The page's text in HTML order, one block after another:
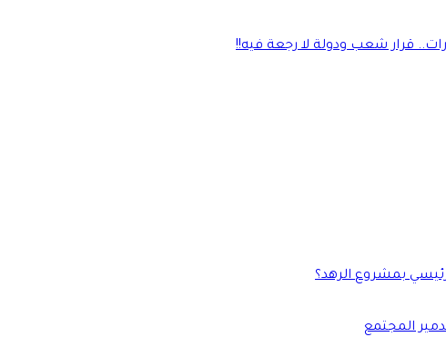
قرار شعب ودولة لا رجعة فيه!!
بمشروع الرهد؟
المجتمع